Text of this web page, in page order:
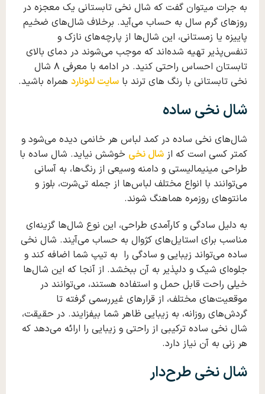
به جرات میتوان گفت که شال نخی تابستانی یک معجزه در
روزهای گرم سال به حساب می‌آید. برخلاف شال‌های ضخیم
پاییزه یا زمستانی، این شال‌ها از پارچه‌های نازک و
تنفس‌پذیر تهیه شده‌اند که موجب می‌شوند در دمای بالای
تابستان احساس راحتی کنید. در ادامه با معرفی ۸ شال
نخی تابستانی با رنگ های ترند با سایت لئونارد همراه باشید.
شال نخی ساده
شال‌های نخی ساده در کمد لباس هر خانمی دیده می‌شود و
کمتر کسی است که از شال نخی خوشش نیاید. شال ساده با
طراحی مینیمالیستی و دامنه وسیعی از رنگ‌ها، به آسانی
می‌توانند با انواع مختلف لباس‌ها از جمله تی‌شرت‌، بلوز و
مانتوهای روزمره هماهنگ شوند.
به دلیل سادگی و کارآمدی طراحی، این نوع شال‌ها گزینه‌ای
مناسب برای استایل‌های کژوال به حساب می‌آیند. شال نخی
ساده می‌تواند زیبایی و سادگی را به تیپ شما اضافه کند و
جلوه‌ای شیک و دلپذیر به آن ببخشد. از آنجا که این شال‌ها
خیلی راحت قابل حمل و استفاده هستند، می‌توانند در
موقعیت‌های مختلف، از قرارهای غیررسمی گرفته تا
گردش‌های روزانه، به زیبایی ظاهر شما بیفزایند. در حقیقت،
شال نخی ساده ترکیبی از راحتی و زیبایی را ارائه می‌دهد که
هر زنی به آن نیاز دارد.
شال نخی طرح‌دار